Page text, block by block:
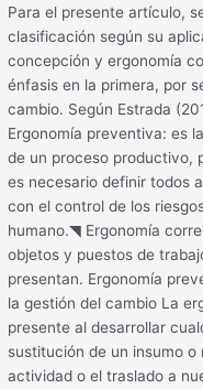
Para el presente artículo,
clasificación según su
concepción y ergonomía
énfasis en la primera, por
cambio. Según Estrada
Ergonomía preventiva: es
de un proceso productivo,
es necesario definir todos
con el control de los
humano.◥ Ergonomía
objetos y puestos de
presentan. Ergonomía
la gestión del cambio La
presente al desarrollar
sustitución de un insumo
actividad o el traslado a